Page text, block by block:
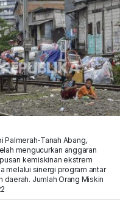
Palmerah-Tanah Abang,
mengucurkan anggaran
kemiskinan ekstrem
melalui sinergi program antar
Jumlah Orang Miskin